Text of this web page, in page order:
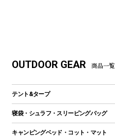
OUTDOOR GEAR 商品一覧
テント&タープ
テント
寝袋・シュラフ・スリーピングバッグ
レクタングラー型（封筒型）シュラフ
キャンピングベッド・コット・マット